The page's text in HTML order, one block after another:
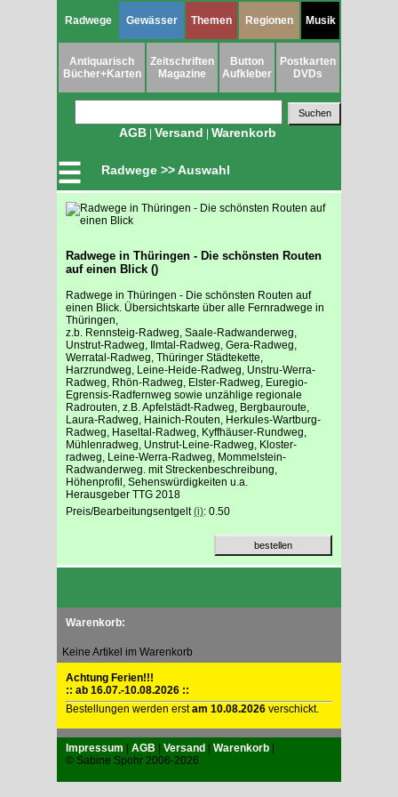
Radwege Gewässer Themen Regionen Musik
Antiquarisch
Bücher+Karten
Zeitschriften
Magazine
Button
Aufkleber
Postkarten
DVDs
AGB | Versand | Warenkorb
☰ Radwege >> Auswahl
Radwege in Thüringen - Die schönsten Routen
auf einen Blick ()
Radwege in Thüringen - Die schönsten Routen auf
einen Blick. Übersichtskarte über alle Fernradwege in
Thüringen,
z.b. Rennsteig-Radweg, Saale-Radwanderweg,
Unstrut-Radweg, Ilmtal-Radweg, Gera-Radweg,
Werratal-Radweg, Thüringer Städtekette,
Harzrundweg, Leine-Heide-Radweg, Unstru-Werra-
Radweg, Rhön-Radweg, Elster-Radweg, Euregio-
Egrensis-Radfernweg sowie unzählige regionale
Radrouten, z.B. Apfelstädt-Radweg, Bergbauroute,
Laura-Radweg, Hainich-Routen, Herkules-Wartburg-
Radweg, Haseltal-Radweg, Kyffhäuser-Rundweg,
Mühlenradweg, Unstrut-Leine-Radweg, Kloster-
radweg, Leine-Werra-Radweg, Mommelstein-
Radwanderweg. mit Streckenbeschreibung,
Höhenprofil, Sehenswürdigkeiten u.a.
Herausgeber TTG 2018
Preis/Bearbeitungsentgelt(i): 0.50
Warenkorb:
Keine Artikel im Warenkorb
Achtung Ferien!!!
:: ab 16.07.-10.08.2026 ::
Bestellungen werden erstam 10.08.2026 verschickt.
Impressum | AGB | Versand | Warenkorb |
© Sabine Spohr 2006-2026